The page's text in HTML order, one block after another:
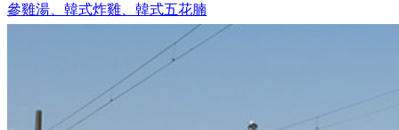
參雞湯、韓式炸雞、韓式五花腩